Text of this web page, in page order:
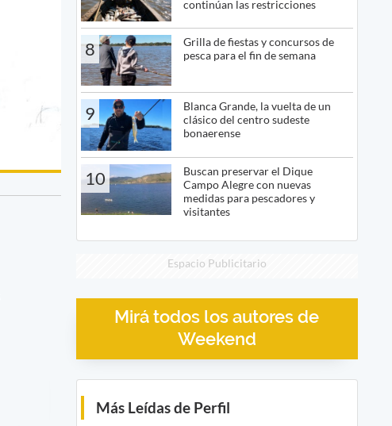
continúan las restricciones
8
Grilla de fiestas y concursos de
pesca para el fin de semana
9
Blanca Grande, la vuelta de un
clásico del centro sudeste
bonaerense
10
Buscan preservar el Dique
Campo Alegre con nuevas
medidas para pescadores y
visitantes
Espacio Publicitario
Mirá todos los autores de
Weekend
Más Leídas de Perfil